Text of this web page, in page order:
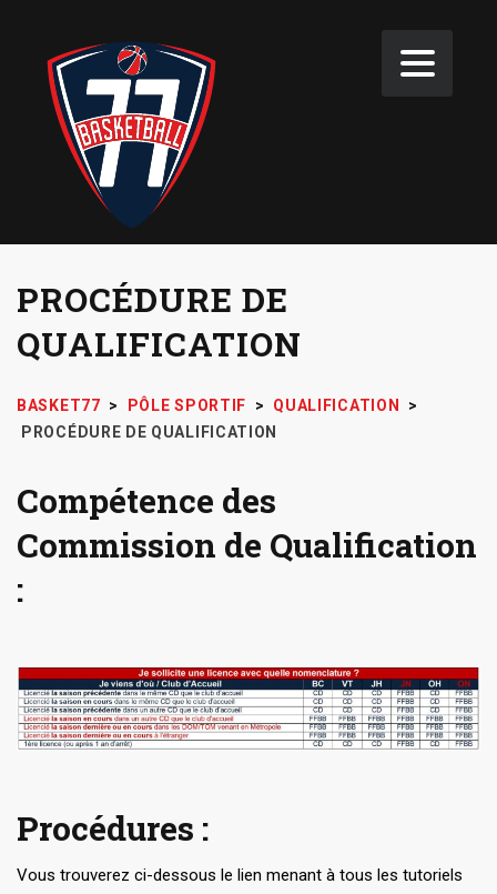
PROCÉDURE DE
QUALIFICATION
BASKET77 > PÔLE SPORTIF > QUALIFICATION
>
PROCÉDURE DE QUALIFICATION
Compétence des
Commission de Qualification
:
Procédures :
Vous trouverez ci-dessous le lien menant à tous les tutoriels